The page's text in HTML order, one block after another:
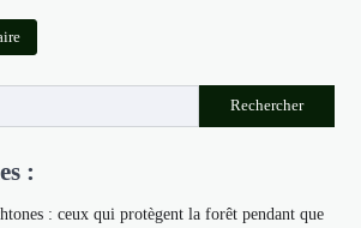
Rechercher
:
: ceux qui protègent la forêt pendant que